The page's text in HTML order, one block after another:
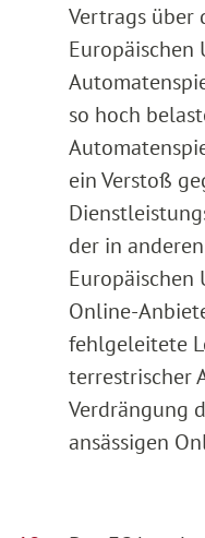
Vertrags über
Europäischen
so hoch
ein Verstoß
der in
Europäischen
Online-
fehlgeleitete
terrestrischer
Verdrängung
ansässigen